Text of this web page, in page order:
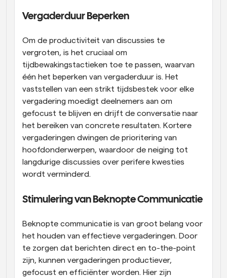
Vergaderduur Beperken
Om de productiviteit van discussies te
vergroten, is het cruciaal om
tijdbewakingstactieken toe te passen, waarvan
één het beperken van vergaderduur is. Het
vaststellen van een strikt tijdsbestek voor elke
vergadering moedigt deelnemers aan om
gefocust te blijven en drijft de conversatie naar
het bereiken van concrete resultaten. Kortere
vergaderingen dwingen de prioritering van
hoofdonderwerpen, waardoor de neiging tot
langdurige discussies over perifere kwesties
wordt verminderd.
Stimulering van Beknopte Communicatie
Beknopte communicatie is van groot belang voor
het houden van effectieve vergaderingen. Door
te zorgen dat berichten direct en to-the-point
zijn, kunnen vergaderingen productiever,
gefocust en efficiënter worden. Hier zijn